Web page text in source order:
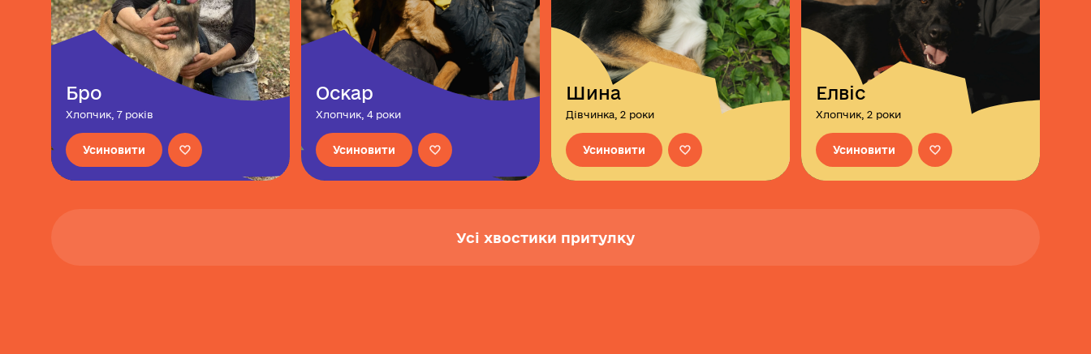
Бро
Хлопчик, 7 років
Усиновити
Оскар
Хлопчик, 4 роки
Усиновити
Шина
Дівчинка, 2 роки
Усиновити
Елвіс
Хлопчик, 2 роки
Усиновити
Усі хвостики притулку